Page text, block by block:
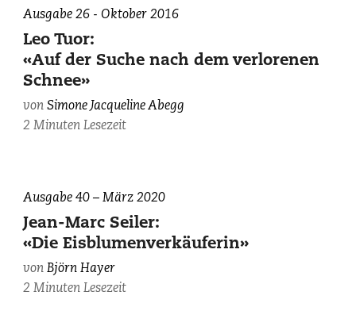
5:
of
the
Henry
W.
and
Collection
of
English
American
Literature.
Ausgabe 26 - Oktober 2016
Leo Tuor:
«Auf der Suche nach dem verlorenen
Schnee»
vonSimone Jacqueline Abegg
2 Minuten Lesezeit
Ausgabe 40 – März 2020
Jean-Marc Seiler:
«Die Eisblumenverkäuferin»
vonBjörn Hayer
2 Minuten Lesezeit